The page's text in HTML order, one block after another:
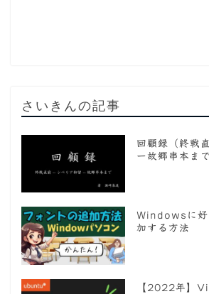
さいきんの記事
回顧録（終戦
ー故郷串本まで
Windowsに好
加する方法
【2022年】